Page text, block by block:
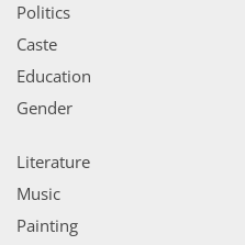
Politics
Caste
Education
Gender
Literature
Music
Painting